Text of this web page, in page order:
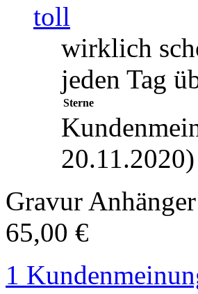
toll
wirklich
jeden Tag
Sterne
20.11.2020)
Gravur
65,00 €
1